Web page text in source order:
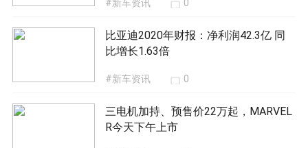
#新车资讯 0
比亚迪2020年财报：净利润42.3亿 同
比增长1.63倍
#新车资讯 0
三电机加持、预售价22万起，MARVEL
R今天下午上市